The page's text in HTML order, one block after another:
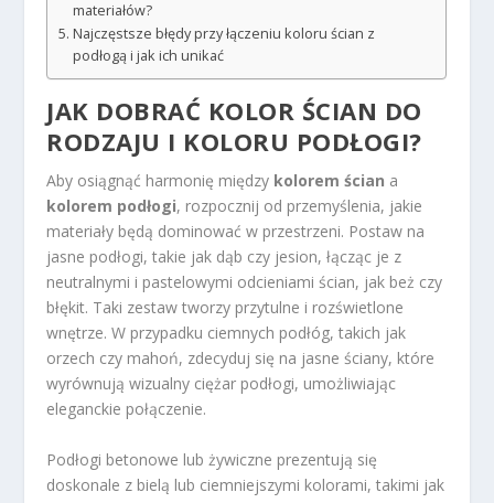
materiałów?
Najczęstsze błędy przy łączeniu koloru ścian z
podłogą i jak ich unikać
JAK DOBRAĆ KOLOR ŚCIAN DO
RODZAJU I KOLORU PODŁOGI?
Aby osiągnąć harmonię między kolorem ścian a
kolorem podłogi, rozpocznij od przemyślenia, jakie
materiały będą dominować w przestrzeni. Postaw na
jasne podłogi, takie jak dąb czy jesion, łącząc je z
neutralnymi i pastelowymi odcieniami ścian, jak beż czy
błękit. Taki zestaw tworzy przytulne i rozświetlone
wnętrze. W przypadku ciemnych podłóg, takich jak
orzech czy mahoń, zdecyduj się na jasne ściany, które
wyrównują wizualny ciężar podłogi, umożliwiając
eleganckie połączenie.
Podłogi betonowe lub żywiczne prezentują się
doskonale z bielą lub ciemniejszymi kolorami, takimi jak